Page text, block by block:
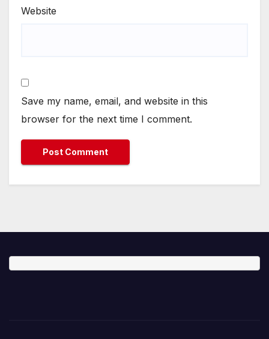
Website
Save my name, email, and website in this
browser for the next time I comment.